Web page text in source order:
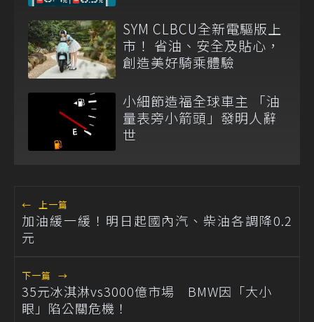
SYM CLBCU全新電驅版上
市！ 省油、安全及貼心，
創造美好騎乘體驗
小細節造福全球車主 「油
量表旁小箭頭」發明人辭
世
← 上一篇
加油緩一緩！明日起國內汽、柴油各調降0.2
元
下一篇 →
35元冰淇淋vs3000億市場 BMW因「大小
眼」陷公關危機！